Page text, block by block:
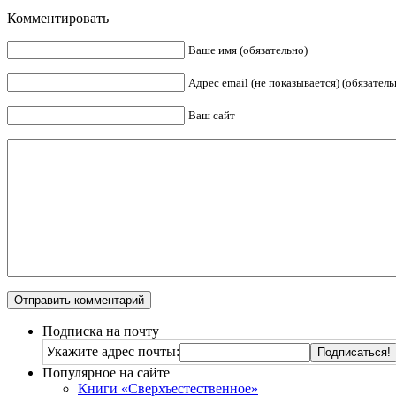
Комментировать
Ваше имя (обязательно)
Адрес email (не показывается)
Ваш сайт
Подписка на почту
Укажите адрес почты:
Популярное на сайте
Книги «Сверхъестественное»